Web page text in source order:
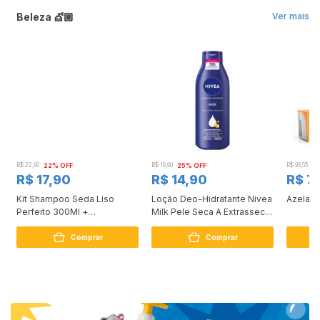
Ver mais
Beleza 💇🏼
R$ 22,90 22% OFF
R$ 17,90
Kit Shampoo Seda Liso
Perfeito 300Ml +
Condicionador 190Ml
Comprar
R$ 19,90 25% OFF
R$ 14,90
Loção Deo-Hidratante Nivea
Milk Pele Seca A Extrasseca
200Ml
Comprar
R$ 96,55
R$
Azelan